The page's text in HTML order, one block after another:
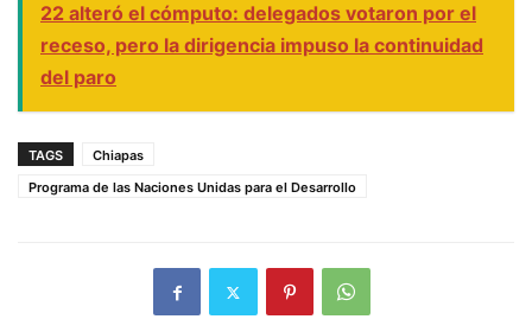
22 alteró el cómputo: delegados votaron por el
receso, pero la dirigencia impuso la continuidad
del paro
TAGS
Chiapas
Programa de las Naciones Unidas para el Desarrollo